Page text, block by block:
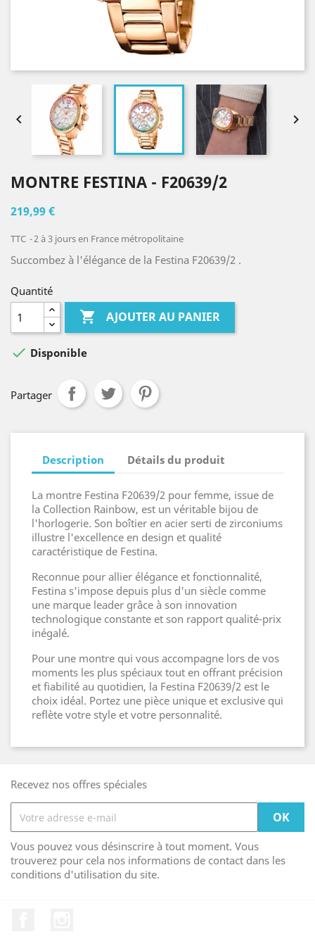
 
MONTRE FESTINA - F20639/2
219,99 €
TTC 2 à 3 jours en France métropolitaine
Succombez à l'élégance de la Festina F20639/2 .
Quantité
 AJOUTER AU PANIER
 Disponible
Partager
Description Détails du produit
La montre Festina F20639/2 pour femme, issue de
la Collection Rainbow, est un véritable bijou de
l'horlogerie. Son boîtier en acier serti de zirconiums
illustre l'excellence en design et qualité
caractéristique de Festina.
Reconnue pour allier élégance et fonctionnalité,
Festina s'impose depuis plus d'un siècle comme
une marque leader grâce à son innovation
technologique constante et son rapport qualité-prix
inégalé.
Pour une montre qui vous accompagne lors de vos
moments les plus spéciaux tout en offrant précision
et fiabilité au quotidien, la Festina F20639/2 est le
choix idéal. Portez une pièce unique et exclusive qui
reflète votre style et votre personnalité.
Recevez nos offres spéciales
Vous pouvez vous désinscrire à tout moment. Vous
trouverez pour cela nos informations de contact dans les
conditions d'utilisation du site.